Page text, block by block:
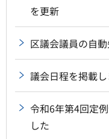
を更新
区議会議員の自
議会日程を掲載
令和6年第4回定
した